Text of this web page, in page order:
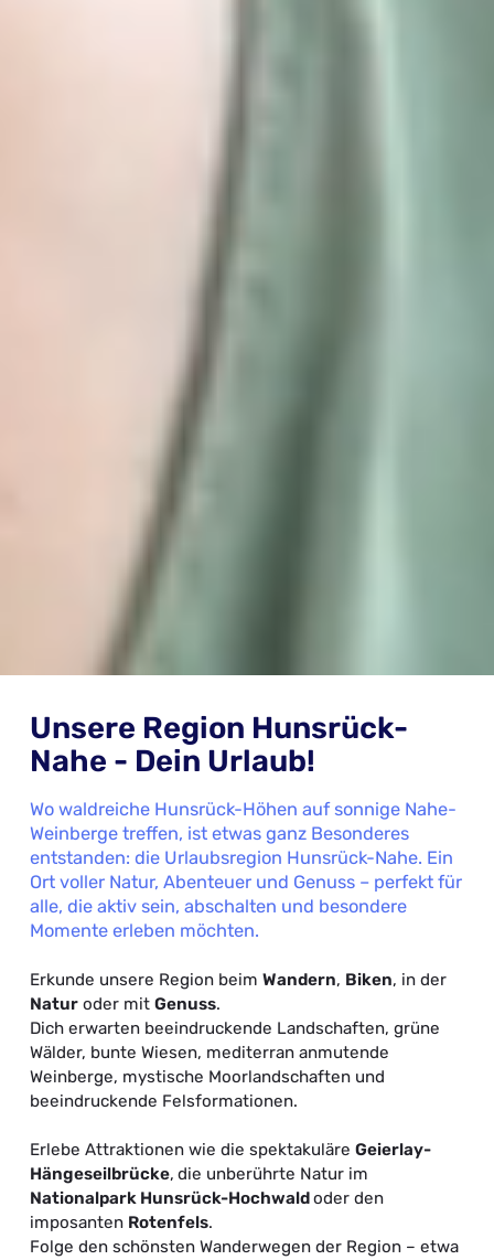
Unsere Region Hunsrück-
Nahe - Dein Urlaub!
Wo waldreiche Hunsrück-Höhen auf sonnige Nahe-
Weinberge treffen, ist etwas ganz Besonderes
entstanden: die Urlaubsregion Hunsrück-Nahe. Ein
Ort voller Natur, Abenteuer und Genuss – perfekt für
alle, die aktiv sein, abschalten und besondere
Momente erleben möchten.
Erkunde unsere Region beimWandern, Biken, in der
Natur oder mitGenuss.
Dich erwarten beeindruckende Landschaften, grüne
Wälder, bunte Wiesen, mediterran anmutende
Weinberge, mystische Moorlandschaften und
beeindruckende Felsformationen.
Erlebe Attraktionen wie die spektakuläreGeierlay-
Hängeseilbrücke, die unberührte Natur im
Nationalpark Hunsrück-Hochwaldoder den
imposanten Rotenfels.
Folge den schönsten Wanderwegen der Region – etwa